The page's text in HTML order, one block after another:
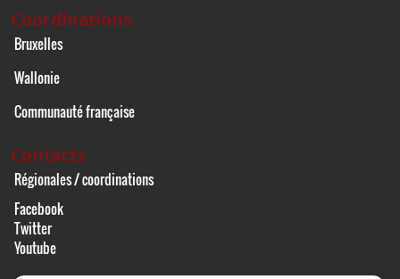
Coordinations
Bruxelles
Wallonie
Communauté française
Contacts
Régionales / coordinations
Facebook
Twitter
Youtube